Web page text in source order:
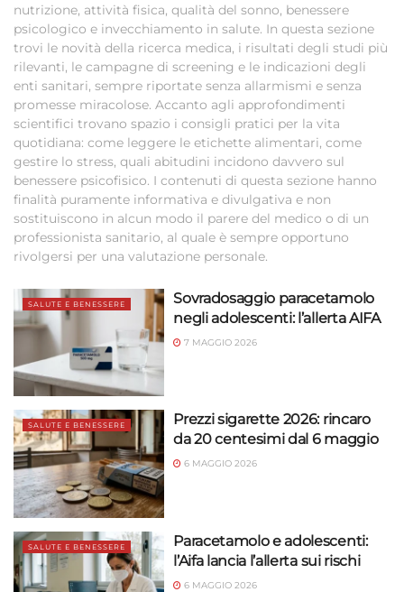
nutrizione, attività fisica, qualità del sonno, benessere
psicologico e invecchiamento in salute. In questa sezione
trovi le novità della ricerca medica, i risultati degli studi più
rilevanti, le campagne di screening e le indicazioni degli
enti sanitari, sempre riportate senza allarmismi e senza
promesse miracolose. Accanto agli approfondimenti
scientifici trovano spazio i consigli pratici per la vita
quotidiana: come leggere le etichette alimentari, come
gestire lo stress, quali abitudini incidono davvero sul
benessere psicofisico. I contenuti di questa sezione hanno
finalità puramente informativa e divulgativa e non
sostituiscono in alcun modo il parere del medico o di un
professionista sanitario, al quale è sempre opportuno
rivolgersi per una valutazione personale.
SALUTE E BENESSERE
Sovradosaggio paracetamolo
negli adolescenti: l’allerta AIFA
7 MAGGIO 2026
SALUTE E BENESSERE
Prezzi sigarette 2026: rincaro
da 20 centesimi dal 6 maggio
6 MAGGIO 2026
SALUTE E BENESSERE
Paracetamolo e adolescenti:
l’Aifa lancia l’allerta sui rischi
6 MAGGIO 2026